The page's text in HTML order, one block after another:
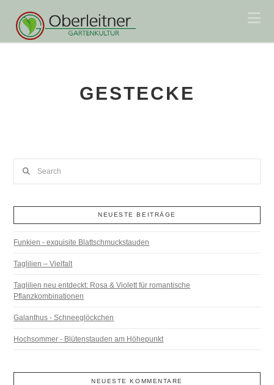
GESTECKE
NEUESTE BEITRÄGE
Funkien - exquisite Blattschmuckstauden
Taglilien – Vielfalt
Taglilien neu entdeckt: Rosa & Violett für romantische
Pflanzkombinationen
Galanthus - Schneeglöckchen
Hochsommer - Blütenstauden am Höhepunkt
NEUESTE KOMMENTARE